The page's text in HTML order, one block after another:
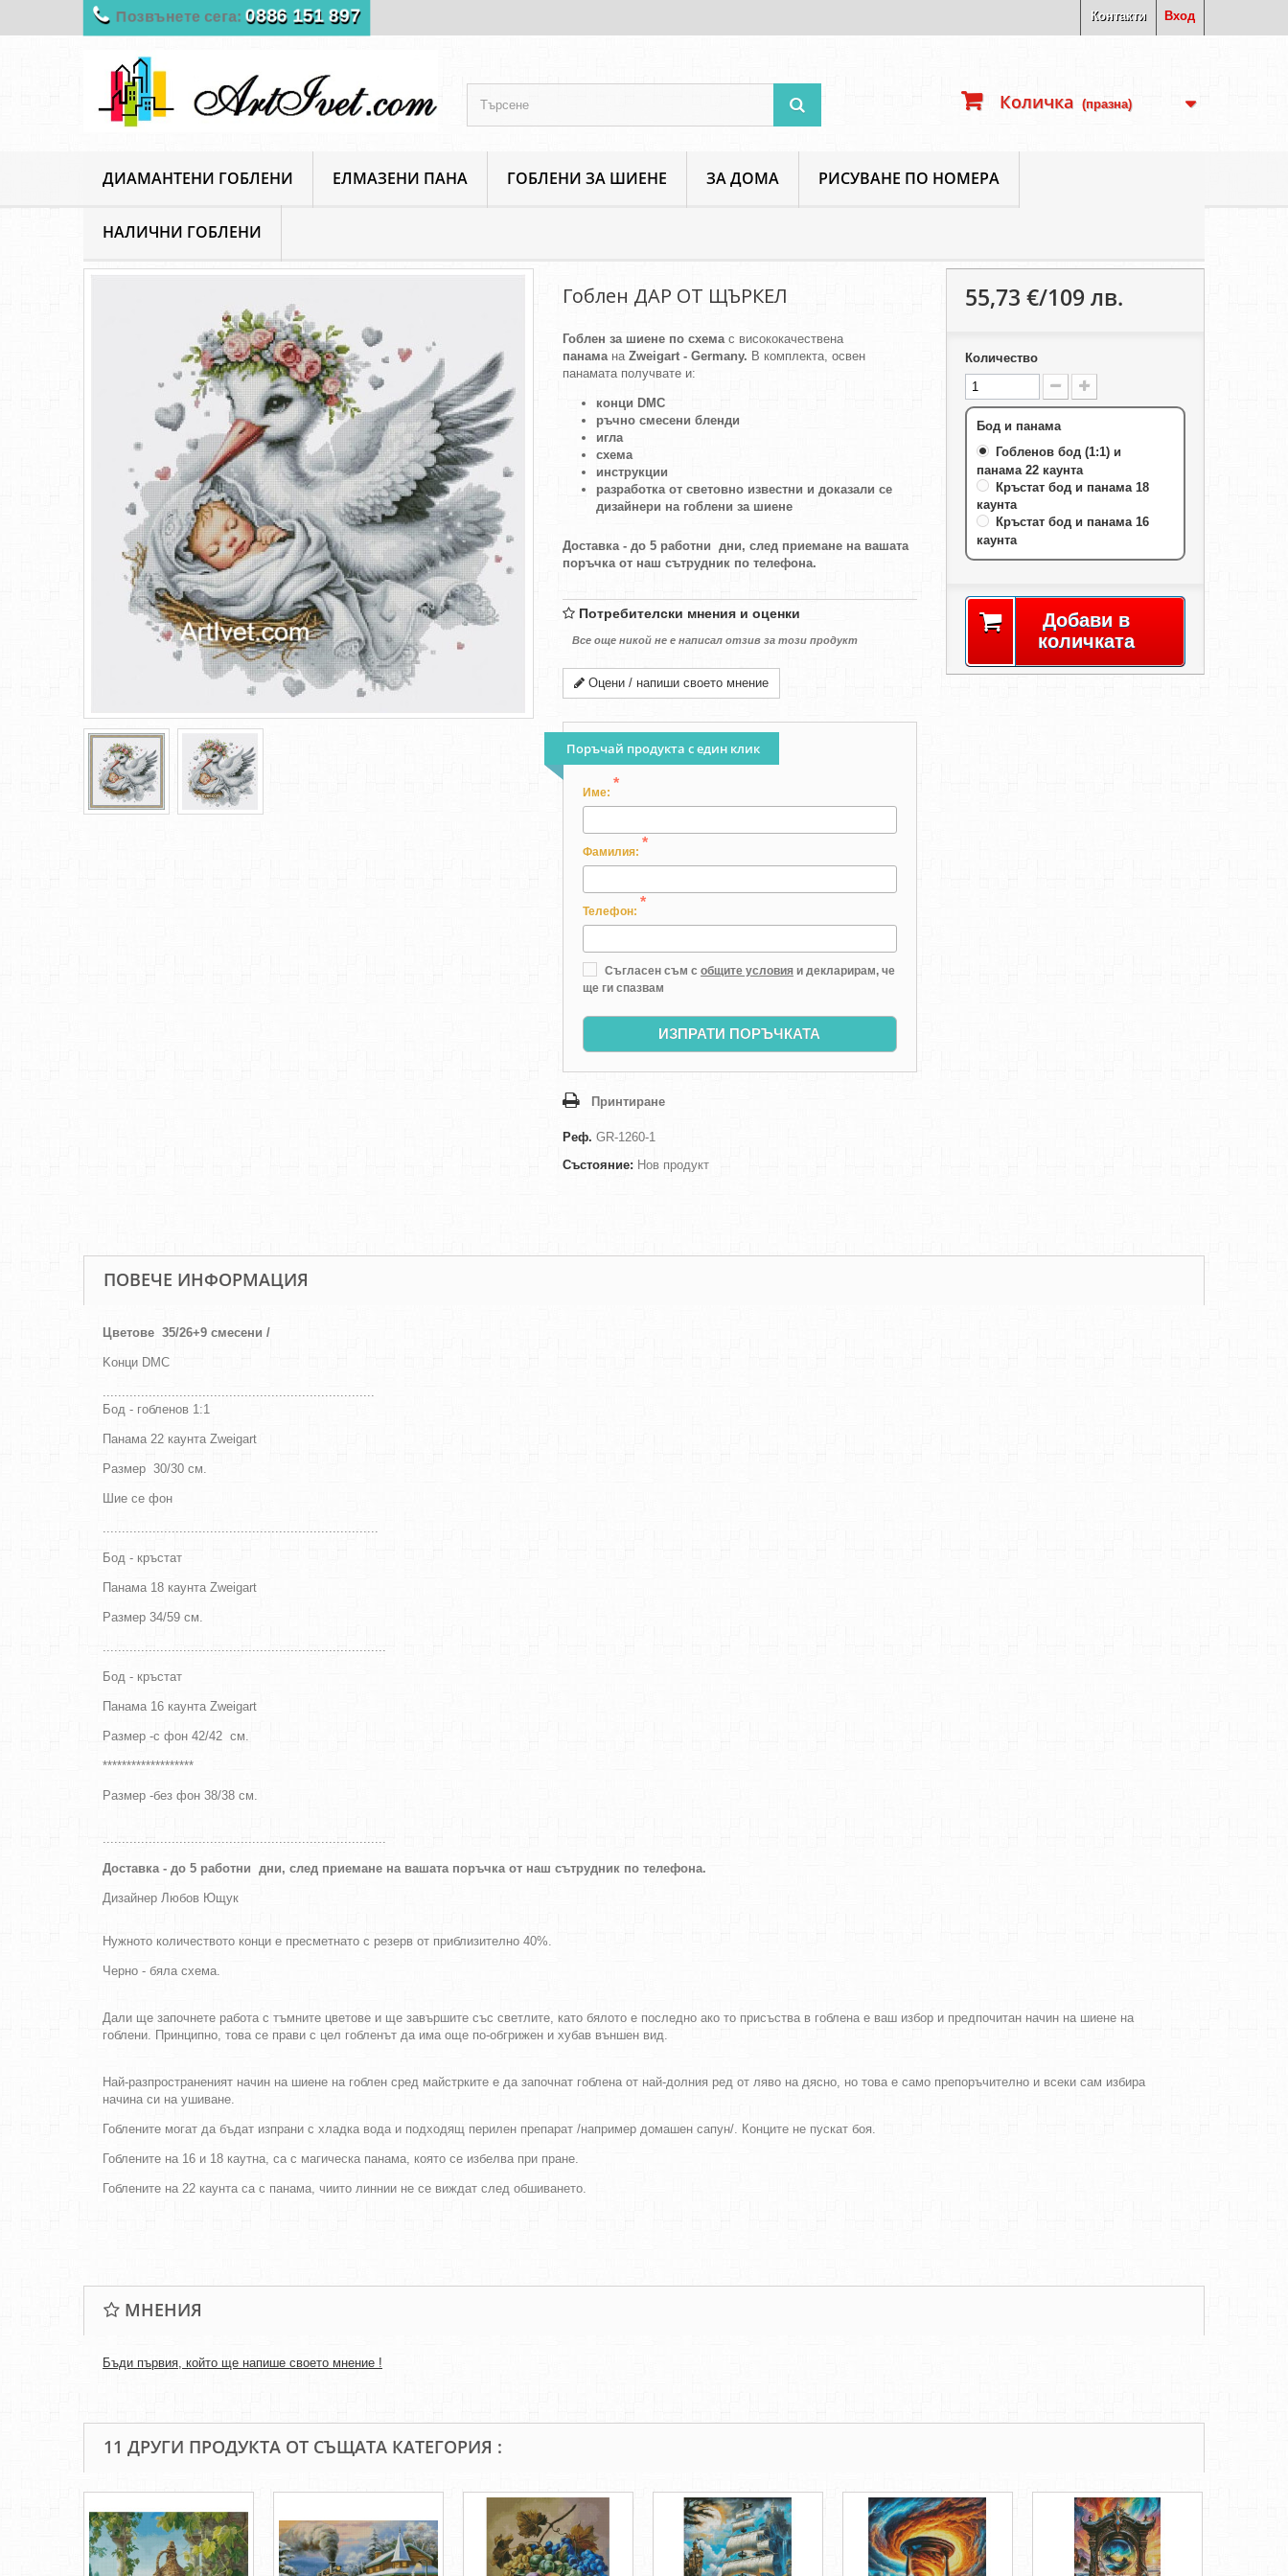
Вход
Контакти
Позвънете сега: 0886 151 897
ДИАМАНТЕНИ ГОБЛЕНИ ЕЛМАЗЕНИ ПАНА ГОБЛЕНИ ЗА ШИЕНЕ ЗА ДОМА РИСУВАНЕ ПО НОМЕРА
НАЛИЧНИ ГОБЛЕНИ
Количка (празна)
ArtIvet Гоблени за шиене
Гоблен ДАР ОТ ЩЪРКЕЛ
Гоблен за шиене по схемас висококачествена
панамана Zweigart - Germany. В комплекта, освен
панамата получвате и:
конци DMC
ръчно смесени бленди
игла
схема
инструкции
разработка от световно известни и доказали се
дизайнери на гоблени за шиене
Доставка - до 5 работни дни, след приемане на вашата
поръчка от наш сътрудник по телефона.
Потребителски мнения и оценки
Все още никой не е написал отзив за този продукт
Оцени / напиши своето мнение
Поръчай продукта с един клик
Име:
*
Фамилия:
*
Телефон:
*
Съгласен съм с общите условия и декларирам, че
ще ги спазвам
ИЗПРАТИ ПОРЪЧКАТА
Принтиране
Реф. GR-1260-1
Състояние: Нов продукт
55,73 €/109 лв.
Количество
Бод и панама
Гобленов бод (1:1) и
панама 22 каунта
Кръстат бод и панама 18
каунта
Кръстат бод и панама 16
каунта
Добави в
количката
ПОВЕЧЕ ИНФОРМАЦИЯ
Цветове 35/26+9 смесени /
Kонци DMC
.......................................................................
Бод - гобленов 1:1
Панама 22 каунта Zweigart
Размер 30/30 см.
Шие се фон
........................................................................
Бод - кръстат
Панама 18 каунта Zweigart
Размер 34/59 см.
..........................................................................
Бод - кръстат
Панама 16 каунта Zweigart
Размер -с фон 42/42 см.
*******************
Размер -без фон 38/38 см.
..........................................................................
Доставка - до 5 работни дни, след приемане на вашата поръчка от наш сътрудник по телефона.
Дизайнер Любов Ющук
Нужното количеството конци е пресметнато с резерв от приблизително 40%.
Черно - бяла схема.
Дали ще започнете работа с тъмните цветове и ще завършите със светлите, като бялото е последно ако то присъства в гоблена е ваш избор и предпочитан начин на шиене на
гоблени. Принципно, това се прави с цел гобленът да има още по-обгрижен и хубав външен вид.
Най-разпространеният начин на шиене на гоблен сред майстрките е да започнат гоблена от най-долния ред от ляво на дясно, но това е само препоръчително и всеки сам избира
начина си на ушиване.
Гоблените могат да бъдат изпрани с хладка вода и подходящ перилен препарат /например домашен сапун/. Конците не пускат боя.
Гоблените на 16 и 18 каутна, са с магическа панама, която се избелва при пране.
Гоблените на 22 каунта са с панама, чиито линнии не се виждат след обшиването.
МНЕНИЯ
Бъди първия, който ще напише своето мнение !
11 ДРУГИ ПРОДУКТА ОТ СЪЩАТА КАТЕГОРИЯ :